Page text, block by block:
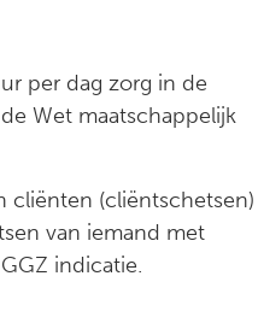
per dag zorg in de
Wet maatschappelijk
cliënten (cliëntschetsen)
van iemand met
indicatie.